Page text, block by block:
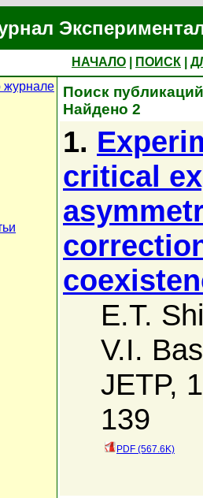
НАЧАЛО ПОИСК
Поиск
Найдено 2
1.
critical
E.T.
V.I.
JETP,
139
PDF (567.6K)